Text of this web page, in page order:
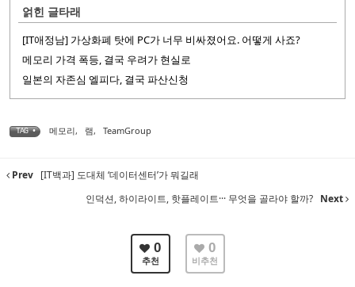
얽힌 글타래
[IT애정남] 가상화폐 탓에 PC가 너무 비싸졌어요. 어떻게 사죠?
메모리 가격 폭등, 결국 우려가 현실로
일본의 자존심 엘피다, 결국 파산신청
TAG • 메모리, 램, TeamGroup
Prev [IT백과] 도대체 ‘데이터센터’가 뭐길래
인덕션, 하이라이트, 핫플레이트··· 무엇을 골라야 할까? Next
0
추천
0
비추천